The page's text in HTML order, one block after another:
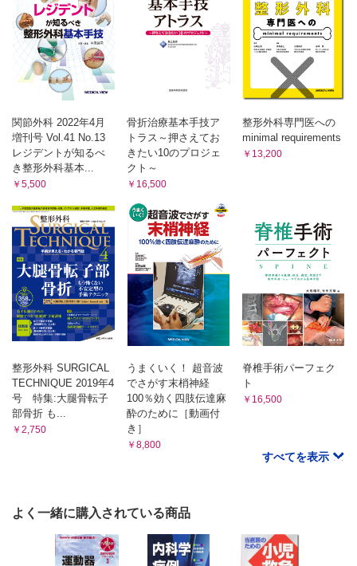
関節外科 2022年4月
増刊号 Vol.41 No.13
レジデントが知るべ
き整形外科基本...
￥5,500
骨折治療基本手技ア
トラス～押さえてお
きたい10のプロジェ
クト～
￥16,500
整形外科専門医への
minimal requirements
￥13,200
整形外科 SURGICAL
TECHNIQUE 2019年4
号 特集:大腿骨転子
部骨折 も...
￥2,750
うまくいく！ 超音波
でさがす末梢神経
100％効く四肢伝達麻
酔のために［動画付
き］
￥8,800
脊椎手術パーフェク
ト
￥16,500
すべてを表示
よく一緒に購入されている商品